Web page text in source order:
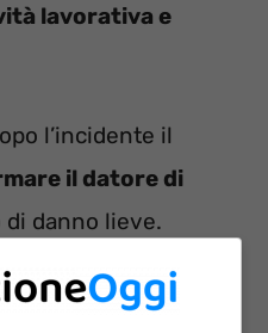
lavorativa e
l’incidente il
il datore di
di danno lieve.
obbligo di denunciare
quanto avvenuto,